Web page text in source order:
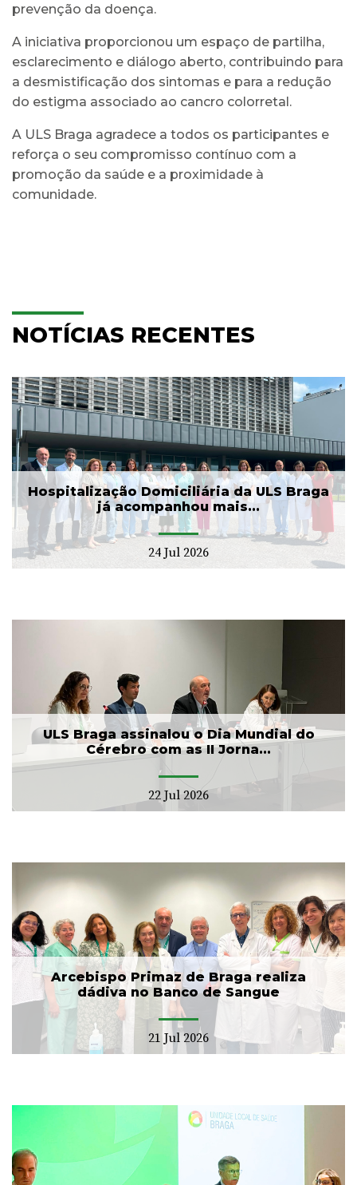
prevenção da doença.
A iniciativa proporcionou um espaço de partilha,
esclarecimento e diálogo aberto, contribuindo para
a desmistificação dos sintomas e para a redução
do estigma associado ao cancro colorretal.
A ULS Braga agradece a todos os participantes e
reforça o seu compromisso contínuo com a
promoção da saúde e a proximidade à
comunidade.
NOTÍCIAS RECENTES
Hospitalização Domiciliária da ULS Braga
já acompanhou mais...
24 Jul 2026
ULS Braga assinalou o Dia Mundial do
Cérebro com as II Jorna...
22 Jul 2026
Arcebispo Primaz de Braga realiza
dádiva no Banco de Sangue
21 Jul 2026